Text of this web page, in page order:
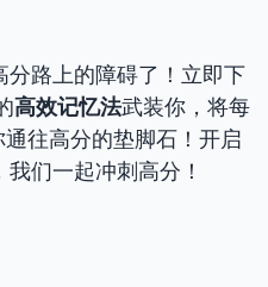
分路上的障碍了！立即下
高效记忆法武装你，将每
往高分的垫脚石！开启
们一起冲刺高分！